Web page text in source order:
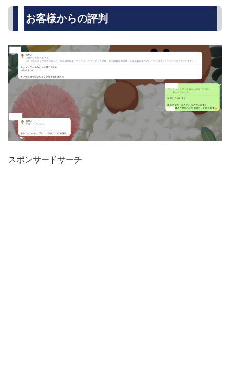
お客様からの評判
スポンサードサーチ